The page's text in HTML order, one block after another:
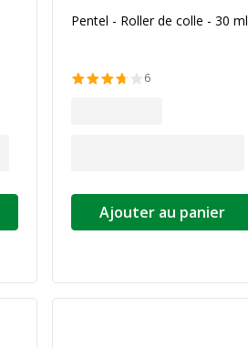
Pentel - Roller de colle - 30 ml
6
Ajouter au panier